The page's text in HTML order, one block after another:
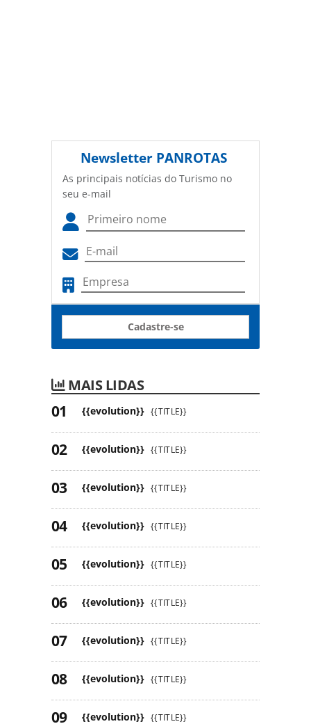
Newsletter PANROTAS
As principais notícias do Turismo no
seu e-mail
Cadastre-se
MAIS LIDAS
{{evolution}} {{TITLE}}
{{evolution}} {{TITLE}}
{{evolution}} {{TITLE}}
{{evolution}} {{TITLE}}
{{evolution}} {{TITLE}}
{{evolution}} {{TITLE}}
{{evolution}} {{TITLE}}
{{evolution}} {{TITLE}}
{{evolution}} {{TITLE}}